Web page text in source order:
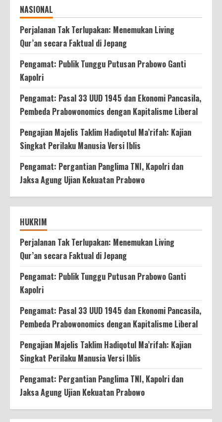
NASIONAL
Perjalanan Tak Terlupakan: Menemukan Living
Qur’an secara Faktual di Jepang
Pengamat: Publik Tunggu Putusan Prabowo Ganti
Kapolri
Pengamat: Pasal 33 UUD 1945 dan Ekonomi Pancasila,
Pembeda Prabowonomics dengan Kapitalisme Liberal
Pengajian Majelis Taklim Hadiqotul Ma’rifah: Kajian
Singkat Perilaku Manusia Versi Iblis
Pengamat: Pergantian Panglima TNI, Kapolri dan
Jaksa Agung Ujian Kekuatan Prabowo
HUKRIM
Perjalanan Tak Terlupakan: Menemukan Living
Qur’an secara Faktual di Jepang
Pengamat: Publik Tunggu Putusan Prabowo Ganti
Kapolri
Pengamat: Pasal 33 UUD 1945 dan Ekonomi Pancasila,
Pembeda Prabowonomics dengan Kapitalisme Liberal
Pengajian Majelis Taklim Hadiqotul Ma’rifah: Kajian
Singkat Perilaku Manusia Versi Iblis
Pengamat: Pergantian Panglima TNI, Kapolri dan
Jaksa Agung Ujian Kekuatan Prabowo